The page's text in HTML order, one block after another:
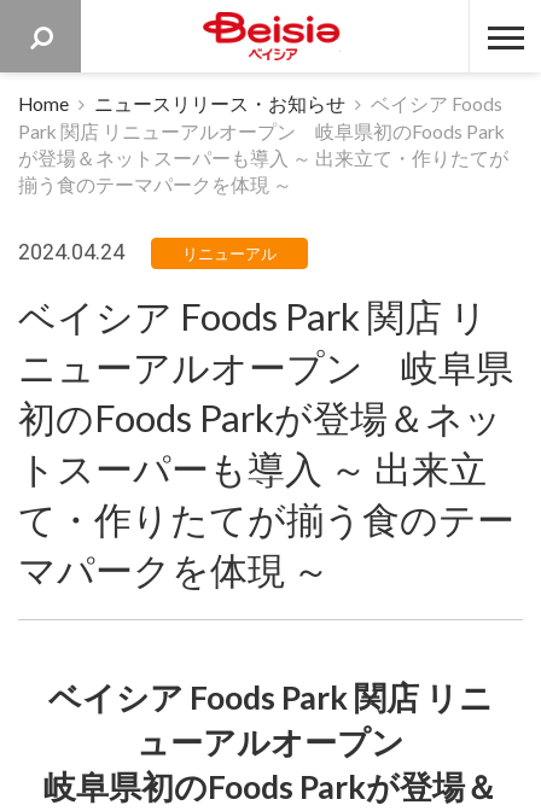
ベイシア
Home ニュースリリース・お知らせ
ベイシア Foods
Park 関店 リニューアルオープン 岐阜県初のFoods Park
が登場＆ネットスーパーも導入 ～ 出来立て・作りたてが
揃う食のテーマパークを体現 ～
2024.04.24 リニューアル
ベイシア Foods Park 関店 リ
ニューアルオープン 岐阜県
初のFoods Parkが登場＆ネッ
トスーパーも導入 ～ 出来立
て・作りたてが揃う食のテー
マパークを体現 ～
ベイシア Foods Park 関店 リニ
ューアルオープン
岐阜県初のFoods Parkが登場＆